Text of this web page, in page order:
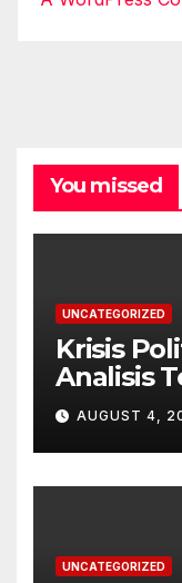
You missed
UNCATEGORIZED
Krisis
Analisis
AUGUST 4,
UNCATEGORIZED